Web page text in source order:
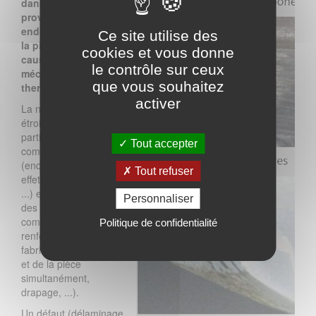
dans la mesure où ils
provoquent un
endommagement de
la pièce, remettant en
cause sa tenue
mécanique et/ou
thermique.
La notion de défaut est
étroitement liée aux
particularités de
comportement
(endommagements,
effets de bord, chocs,
...) et aux spécificités
des matériaux
composites (matrice et
renfort fibreux,
fabrication du matériau
et de la pièce
simultanément,
drapage, ...).
Un défaut (délaminage,
Ce site utilise des
cookies et vous donne
le contrôle sur ceux
que vous souhaitez
activer
Tout accepter
Tout refuser
Personnaliser
Politique de confidentialité